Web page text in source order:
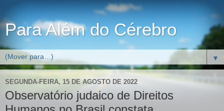
Para Além do Cérebro
▼
SEGUNDA-FEIRA, 15 DE AGOSTO DE 2022
Observatório judaico de Direitos